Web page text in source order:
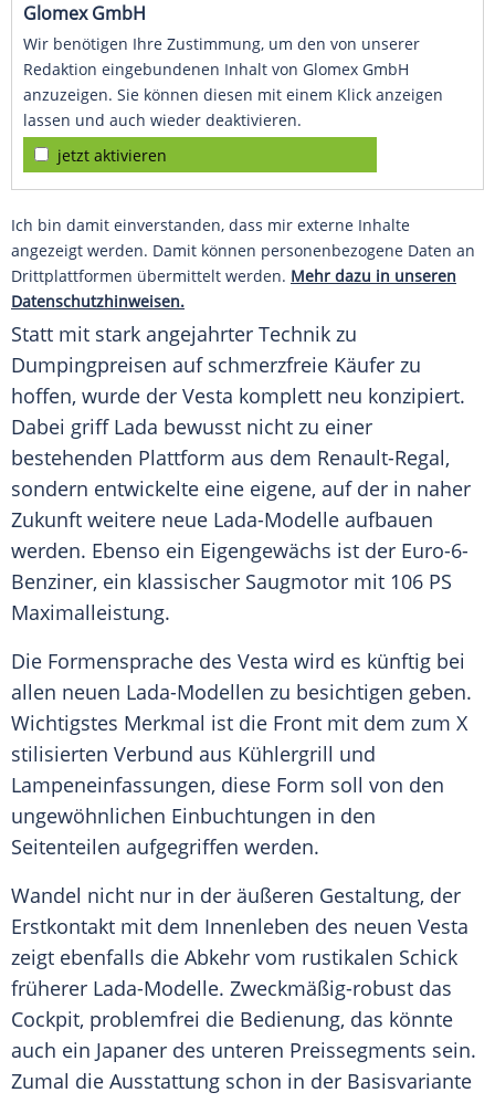
Glomex GmbH
Wir benötigen Ihre Zustimmung, um den von unserer
Redaktion eingebundenen Inhalt von Glomex GmbH
anzuzeigen. Sie können diesen mit einem Klick anzeigen
lassen und auch wieder deaktivieren.
jetzt aktivieren
Ich bin damit einverstanden, dass mir externe Inhalte
angezeigt werden. Damit können personenbezogene Daten an
Drittplattformen übermittelt werden. Mehr dazu in unseren
Datenschutzhinweisen.
Statt mit stark angejahrter Technik zu
Dumpingpreisen auf schmerzfreie Käufer zu
hoffen, wurde der Vesta komplett neu konzipiert.
Dabei griff Lada bewusst nicht zu einer
bestehenden Plattform aus dem Renault-Regal,
sondern entwickelte eine eigene, auf der in naher
Zukunft weitere neue Lada-Modelle aufbauen
werden. Ebenso ein Eigengewächs ist der Euro-6-
Benziner, ein klassischer Saugmotor mit 106 PS
Maximalleistung.
Die Formensprache des Vesta wird es künftig bei
allen neuen Lada-Modellen zu besichtigen geben.
Wichtigstes Merkmal ist die Front mit dem zum X
stilisierten Verbund aus Kühlergrill und
Lampeneinfassungen, diese Form soll von den
ungewöhnlichen Einbuchtungen in den
Seitenteilen aufgegriffen werden.
Wandel nicht nur in der äußeren Gestaltung, der
Erstkontakt mit dem Innenleben des neuen Vesta
zeigt ebenfalls die Abkehr vom rustikalen Schick
früherer Lada-Modelle. Zweckmäßig-robust das
Cockpit, problemfrei die Bedienung, das könnte
auch ein Japaner des unteren Preissegments sein.
Zumal die Ausstattung schon in der Basisvariante